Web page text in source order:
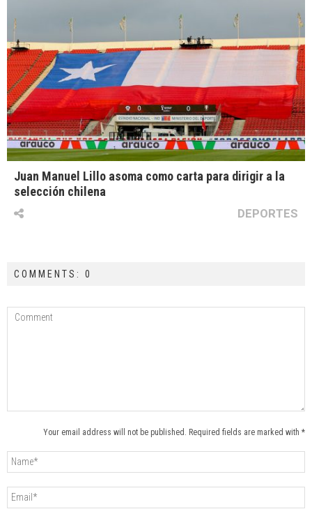
Juan Manuel Lillo asoma como carta para dirigir a la
selección chilena
DEPORTES
COMMENTS: 0
Your email address will not be published. Required fields are marked with *